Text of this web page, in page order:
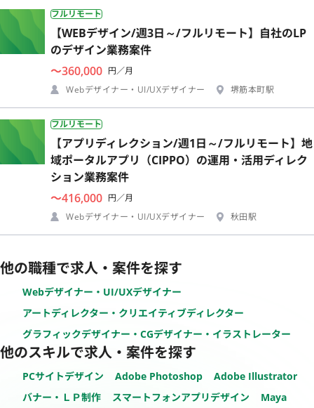
フルリモート
【WEBデザイン/週3日～/フルリモート】自社のLP
のデザイン業務案件
〜360,000 円／月
Webデザイナー・UI/UXデザイナー
堺筋本町駅
フルリモート
【アプリディレクション/週1日～/フルリモート】地
域ポータルアプリ（CIPPO）の運用・活用ディレク
ション業務案件
〜416,000 円／月
Webデザイナー・UI/UXデザイナー
秋田駅
他の職種で求人・案件を探す
Webデザイナー・UI/UXデザイナー
アートディレクター・クリエイティブディレクター
グラフィックデザイナー・CGデザイナー・イラストレーター
他のスキルで求人・案件を探す
PCサイトデザイン Adobe Photoshop
Adobe Illustrator
バナー・ＬＰ制作
スマートフォンアプリデザイン
Maya